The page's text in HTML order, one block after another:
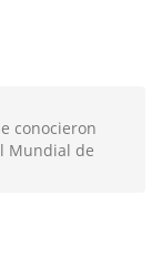
conocieron
Mundial de